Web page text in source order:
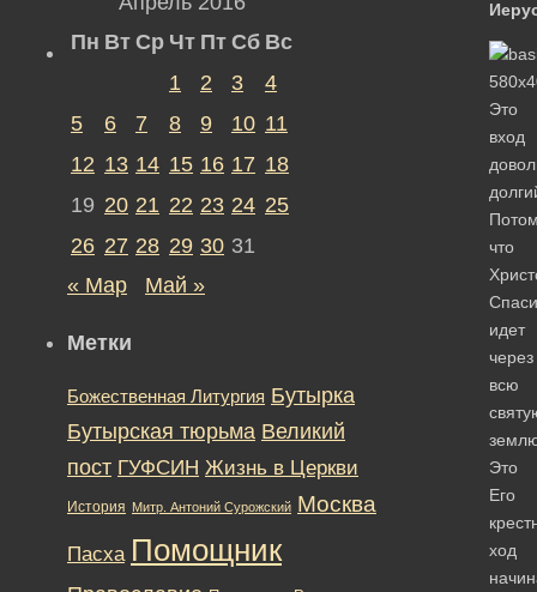
Это
вход
что
идет
через
всю
Это
Его
ход
Пн Вт Ср Чт Пт Сб Вс
1
2 3
4
5
6 7 8 9 10 11
12 13 14 15 16 17 18
19 20 21 22 23 24 25
26 27 28 29 30 31
« Мар
Май »
Метки
Божественная Литургия Бутырка
Бутырская тюрьма Великий
пост ГУФСИН Жизнь в Церкви
История Митр. Антоний Сурожский Москва
Пасха Помощник